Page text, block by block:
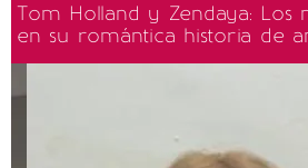
Tom Holland y Zendaya: Los
en su romántica historia de